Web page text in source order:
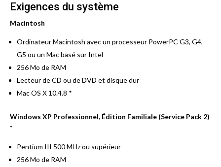
Exigences du système
Macintosh
Ordinateur Macintosh avec un processeur PowerPC G3, G4,
G5 ou un Mac basé sur Intel
256 Mo de RAM
Lecteur de CD ou de DVD et disque dur
Mac OS X 10.4.8 *
Windows XP Professionnel, Édition Familiale (Service Pack 2)
*
Pentium III 500 MHz ou supérieur
256 Mo de RAM